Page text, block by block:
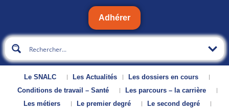
Adhérer
Le SNALC Les Actualités
Les dossiers en cours
Conditions de travail – Santé
Les parcours – la carrière
Les métiers
Le premier degré
Le second degré